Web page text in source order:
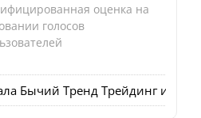
оценка на
голосов
Бычий Тренд Трейдинг и